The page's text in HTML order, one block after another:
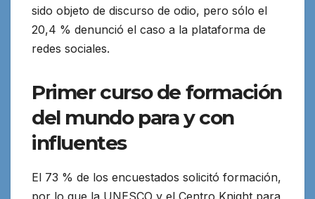
sido objeto de discurso de odio, pero sólo el
20,4 % denunció el caso a la plataforma de
redes sociales.
Primer curso de formación
del mundo para y con
influentes
El 73 % de los encuestados solicitó formación,